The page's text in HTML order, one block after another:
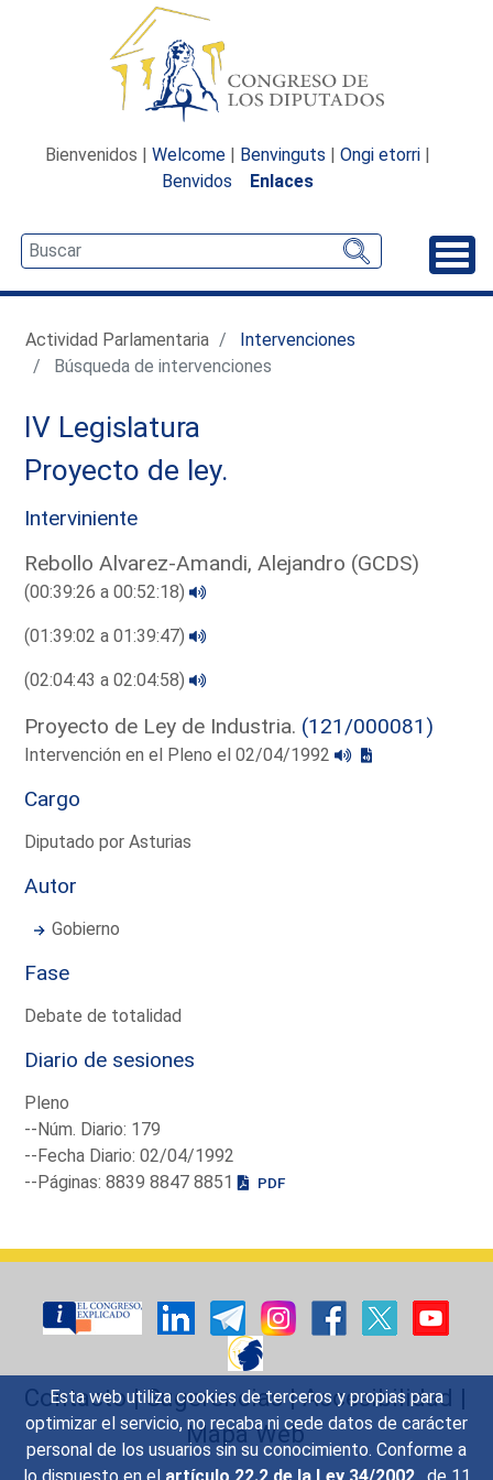
Esta web utiliza cookies de terceros y propias para
optimizar el servicio, no recaba ni cede datos de carácter
personal de los usuarios sin su conocimiento. Conforme a
Bienvenidos | Welcome | Benvinguts | Ongi etorri |
Benvidos
Enlaces
Actividad Parlamentaria
Intervenciones
Búsqueda de intervenciones
IV Legislatura
Proyecto de ley.
Interviniente
Rebollo Alvarez-Amandi, Alejandro (GCDS)
(00:39:26 a 00:52:18)
(01:39:02 a 01:39:47)
(02:04:43 a 02:04:58)
Proyecto de Ley de Industria. (121/000081)
Intervención en el Pleno el 02/04/1992
Cargo
Diputado por Asturias
Autor
Gobierno
Fase
Debate de totalidad
Diario de sesiones
Pleno
--Núm. Diario: 179
--Fecha Diario: 02/04/1992
--Páginas: 8839 8847 8851
PDF
Contacto|Sugerencias|Accesibilidad |
Mapa Web